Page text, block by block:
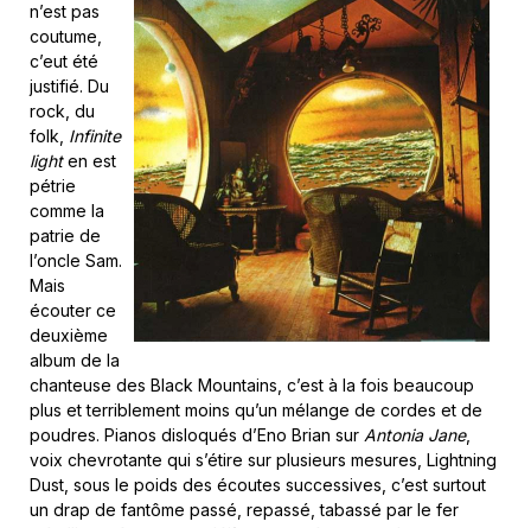
n’est pas
coutume,
c’eut été
justifié. Du
rock, du
folk, Infinite
lighten est
pétrie
comme la
patrie de
l’oncle Sam.
Mais
écouter ce
deuxième
album de la
chanteuse des Black Mountains, c’est à la fois beaucoup
plus et terriblement moins qu’un mélange de cordes et de
poudres. Pianos disloqués d’Eno Brian sur Antonia Jane,
voix chevrotante qui s’étire sur plusieurs mesures, Lightning
Dust, sous le poids des écoutes successives, c’est surtout
un drap de fantôme passé, repassé, tabassé par le fer